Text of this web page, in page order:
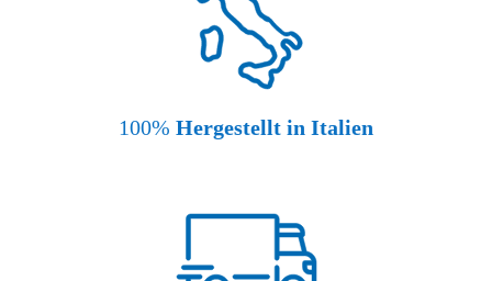
100% Hergestellt in Italien